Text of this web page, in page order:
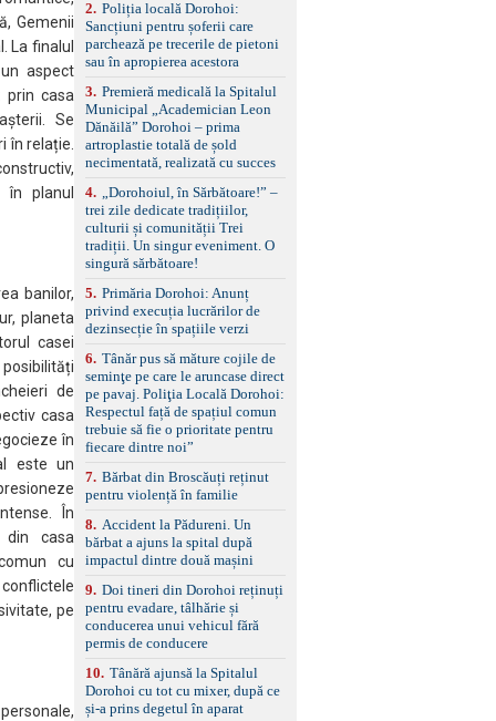
Gemenii
La finalul
aspect
casa
Se
în relație.
planul
banilor,
planeta
casei
de
casa
în
este un
În
din casa
cu
pe
reglaj lombar electric
pentru șofer și pasager
Volan multifuncțional
îmbrăcat în piele, cu
treptelor Adaptive cruise
control, asistent
schimbare bandă și
menținere bandă Faruri
bi-xenon adaptive cu
funcție Cornering,
asistent fază lungă
automată , lumini de zi
LED, proiectoare ceață
LED, spălătoare faruri
față/spate, cameră
marșarier Keyless entry
& start, geamuri electrice
electrice, încălzite și
rabatabile Sistem hands-
free, Bluetooth, USB
Sistem start/stop, frână
de parcare electrică,
anvelope vară runflat
Control presiune pneuri,
filtru de particule,
panoramică, geamuri
spate fumurii Carlig de
remorcare Bonus: -
pe mașină. -Ofer și un
set de covorașe din
cauciuc/pvc. -Se vinde
împreună cu un set de
anvelope de iarnă.
2. Poliția locală Dorohoi:
Sancțiuni pentru șoferii care
parchează pe trecerile de pietoni
sau în apropierea acestora
3. Premieră medicală la Spitalul
Municipal „Academician Leon
Dănăilă” Dorohoi – prima
artroplastie totală de șold
necimentată, realizată cu succes
4.
„Dorohoiul, în Sărbătoare!” –
trei zile dedicate tradițiilor,
culturii și comunității Trei
tradiții. Un singur eveniment. O
singură sărbătoare!
5. Primăria Dorohoi: Anunț
privind execuția lucrărilor de
dezinsecție în spațiile verzi
6. Tânăr pus să măture cojile de
seminţe pe care le aruncase direct
pe pavaj. Poliţia Locală Dorohoi:
Respectul față de spațiul comun
trebuie să fie o prioritate pentru
fiecare dintre noi”
7. Bărbat din Broscăuți reținut
pentru violență în familie
8. Accident la Pădureni. Un
bărbat a ajuns la spital după
impactul dintre două mașini
9. Doi tineri din Dorohoi reținuți
pentru evadare, tâlhărie și
conducerea unui vehicul fără
permis de conducere
10. Tânără ajunsă la Spitalul
Dorohoi cu tot cu mixer, după ce
și-a prins degetul în aparat